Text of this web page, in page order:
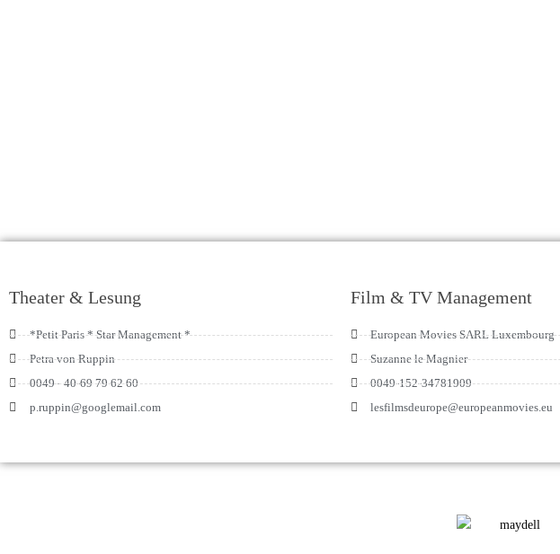
Theater & Lesung
*Petit Paris * Star Management *
Petra von Ruppin
0049 - 40-69 79 62 60
p.ruppin@googlemail.com
Film & TV Management
European Movies SARL Luxembourg
Suzanne le Magnier
0049-152-34781909
lesfilmsdeurope@europeanmovies.eu